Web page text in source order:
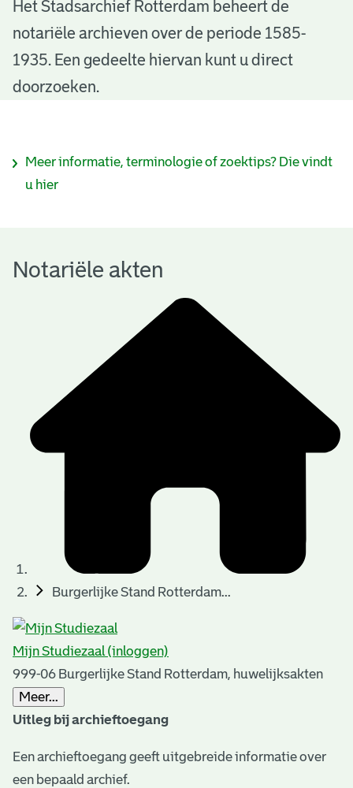
N
o
Het Stadsarchief Rotterdam beheert de
notariële archieven over de periode 1585-
1935. Een gedeelte hiervan kunt u direct
doorzoeken.
I
r
n
a
'
s
n
o
t
a
Meer informatie, terminologie of zoektips? Die vindt
u hier
Notariële akten
Burgerlijke Stand Rotterdam...
Mijn Studiezaal (inloggen)
999-06 Burgerlijke Stand Rotterdam, huwelijksakten
Meer...
Uitleg bij archieftoegang
Een archieftoegang geeft uitgebreide informatie over
een bepaald archief.